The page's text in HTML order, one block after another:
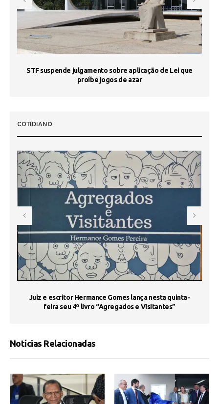
STF suspende julgamento sobre aplicação de Lei que
proíbe jogos de azar
COTIDIANO
Juiz e escritor Hermance Gomes lança nesta quinta-
feira seu 4º livro “Agregados e Visitantes”
Notícias Relacionadas